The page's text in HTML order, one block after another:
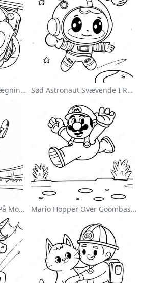
Sonic Speedster Farvelægningsside Sød Astronaut Svævende I Rummet Farvelægningsside
Wwe Wrestler Hopper På Modstander Farvelægningsside Mario Hopper Over Goombas Farvelægningsside